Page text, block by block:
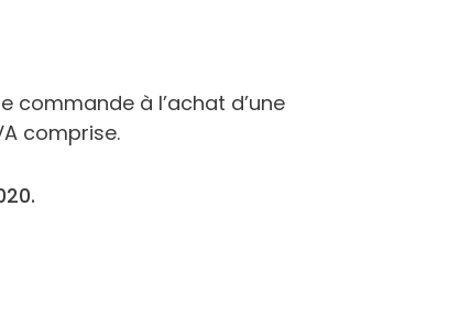
commande à l’achat d’une
comprise.